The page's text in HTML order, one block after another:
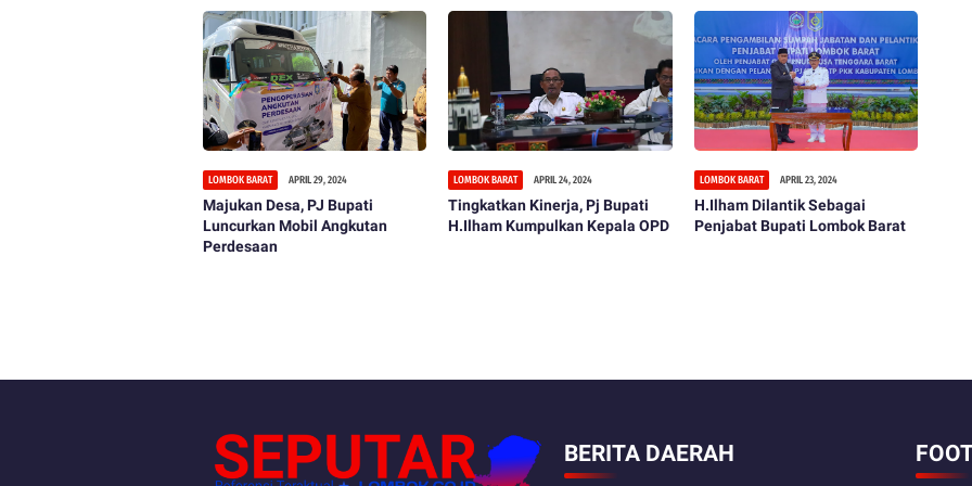
LOMBOK BARAT APRIL 29, 2024
Majukan Desa, PJ Bupati
Luncurkan Mobil Angkutan
Perdesaan
LOMBOK BARAT APRIL 24, 2024
Tingkatkan Kinerja, Pj Bupati
H.Ilham Kumpulkan Kepala OPD
LOMBOK BARAT APRIL 23, 2024
H.Ilham Dilantik Sebagai
Penjabat Bupati Lombok Barat
BERITA DAERAH